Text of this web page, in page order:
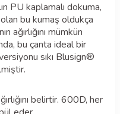
PU kaplamalı dokuma,
olan bu kumaş oldukça
ağırlığını mümkün
bu çanta ideal bir
sıkı Blusign®
belirtir. 600D, her